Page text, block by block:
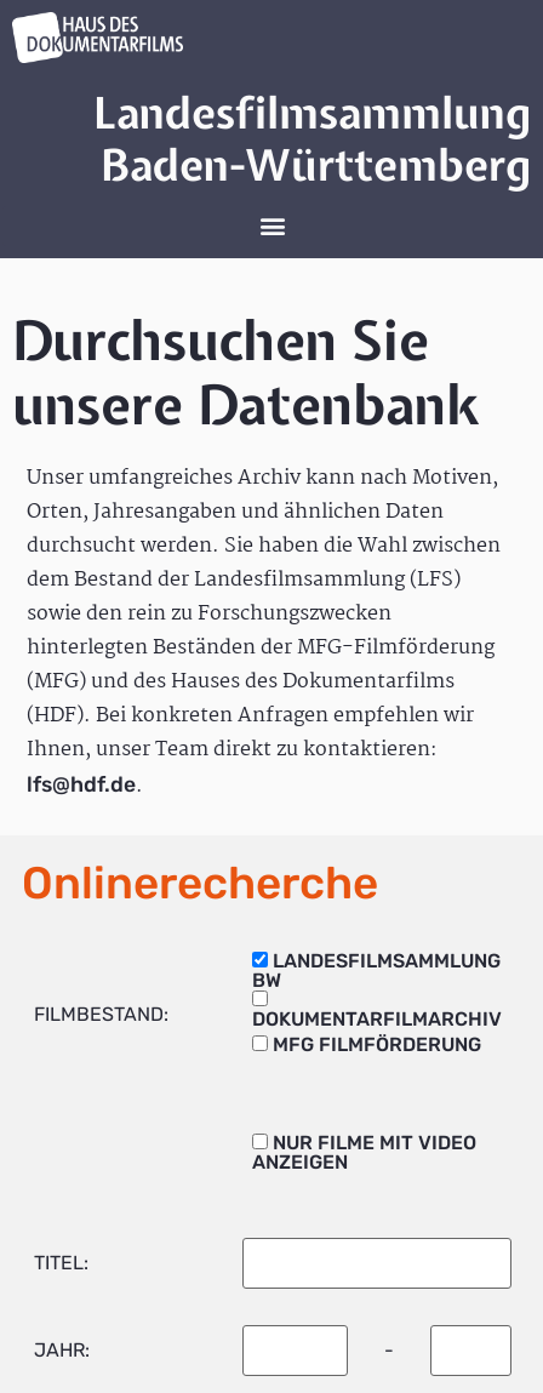
Landesfilmsammlung
Baden-Württemberg
Durchsuchen Sie
unsere Datenbank
Unser umfangreiches Archiv kann nach Motiven,
Orten, Jahresangaben und ähnlichen Daten
durchsucht werden. Sie haben die Wahl zwischen
dem Bestand der Landesfilmsammlung (LFS)
sowie den rein zu Forschungszwecken
hinterlegten Beständen der MFG-Filmförderung
(MFG) und des Hauses des Dokumentarfilms
(HDF). Bei konkreten Anfragen empfehlen wir
Ihnen, unser Team direkt zu kontaktieren:
lfs@hdf.de.
Onlinerecherche
FILMBESTAND:
LANDESFILMSAMMLUNG
BW
DOKUMENTARFILMARCHIV
MFG FILMFÖRDERUNG
NUR FILME MIT VIDEO
ANZEIGEN
TITEL:
JAHR: -